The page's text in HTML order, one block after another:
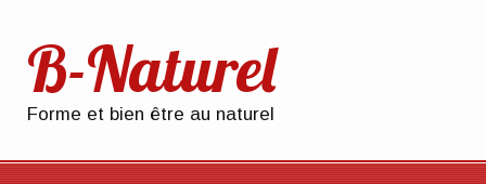
B-Naturel
Forme et bien être au naturel